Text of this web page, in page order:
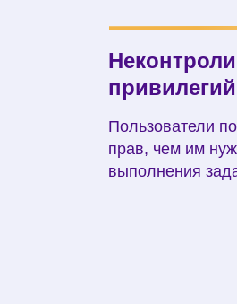
привилегий
Пользователи
прав, чем им
выполнения